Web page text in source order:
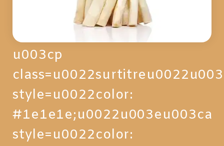
u003cp
style=u0022color:
#1e1e1e;u0022u003eu003ca
style=u0022color: